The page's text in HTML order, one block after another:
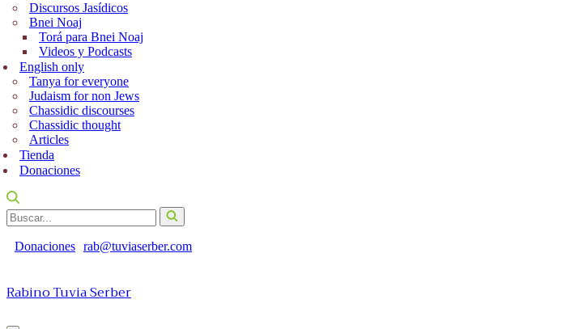
Discursos Jasídicos
Bnei Noaj
Torá para Bnei Noaj
Videos y Podcasts
English only
Tanya for everyone
Judaism for non Jews
Chassidic discourses
Chassidic thought
Articles
Tienda
Donaciones
Buscar...
Donaciones rab@tuviaserber.com
Rabino Tuvia Serber